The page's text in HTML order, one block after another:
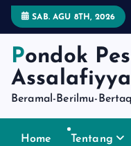
c
SAB. AGU 8TH, 2026
Pondok Pesantren
Beramal-Berilmu-
Home Tentang